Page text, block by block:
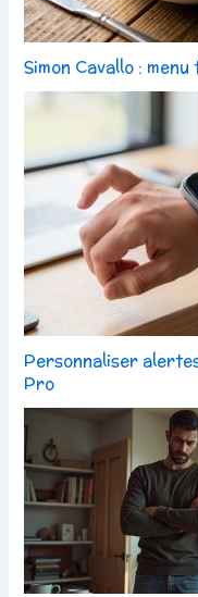
Simon Cavallo :
Personnaliser
Pro